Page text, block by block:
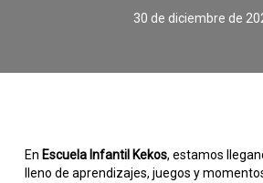
30 de diciembre de
En Escuela Infantil Kekos, estamos
lleno de aprendizajes, juegos y